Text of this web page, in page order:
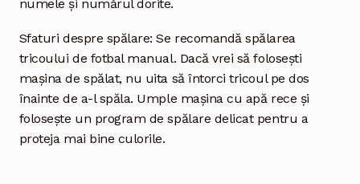
numele și numărul dorite.
Sfaturi despre spălare: Se recomandă spălarea
tricoului de fotbal manual. Dacă vrei să folosești
mașina de spălat, nu uita să întorci tricoul pe dos
înainte de a-l spăla. Umple mașina cu apă rece și
folosește un program de spălare delicat pentru a
proteja mai bine culorile.